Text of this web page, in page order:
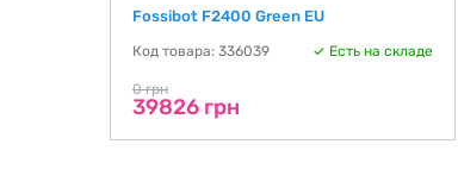
Fossibot F2400 Green EU
Код товара: 336039 Есть на складе
0 грн
39826 грн